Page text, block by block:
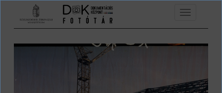
Ugrás a tartalomra
Toggle
navigation